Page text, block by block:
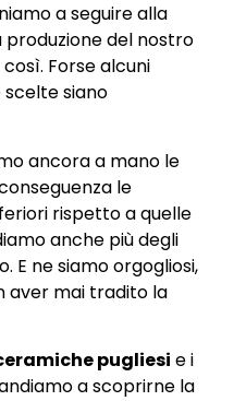
a seguire alla
del nostro
così. Forse alcuni
siano
ancora a mano le
le
rispetto a quelle
anche più degli
E ne siamo orgogliosi,
aver mai tradito la
pugliesi e i
a scoprirne la